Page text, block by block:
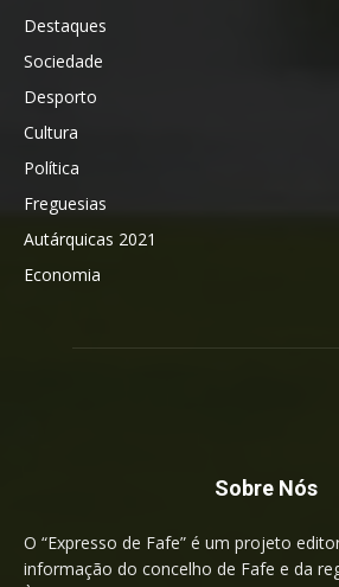
Destaques
Sociedade
Desporto
Cultura
Política
Freguesias
Autárquicas 2021
Economia
Sobre Nós
O “Expresso de Fafe” é um projeto
informação do concelho de Fafe e da